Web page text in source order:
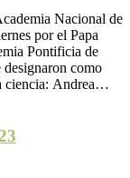
Nacional de
por el Papa
Pontificia de
como
ciencia: Andrea…